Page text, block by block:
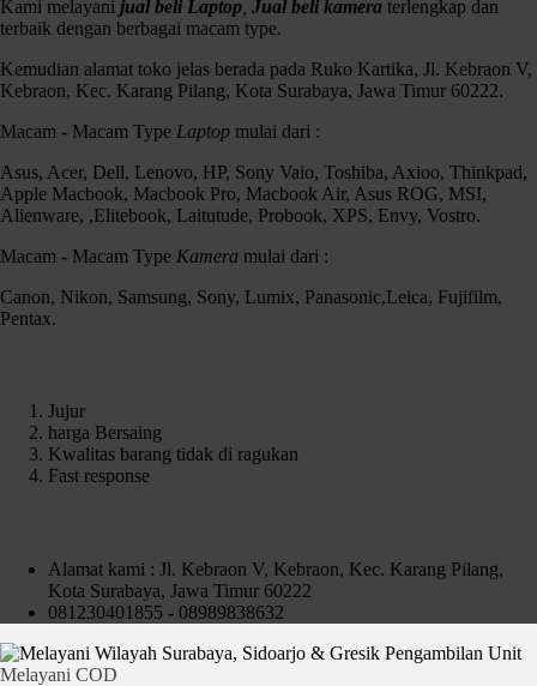
Kami melayani jual beli Laptop Jual beli kamera terlengkap dan
terbaik dengan berbagai macam type.
Kemudian alamat toko jelas berada pada Ruko Kartika, Jl. Kebraon V,
Kebraon, Kec. Karang Pilang, Kota Surabaya, Jawa Timur 60222.
Macam - Macam Type Laptop mulai dari :
Asus, Acer, Dell, Lenovo, HP, Sony Vaio, Toshiba, Axioo, Thinkpad,
Apple Macbook, Macbook Pro, Macbook Air, Asus ROG, MSI,
Alienware, ,Elitebook, Laitutude, Probook, XPS, Envy, Vostro.
Macam - Macam Type Kamera mulai dari :
Canon, Nikon, Samsung, Sony, Lumix, Panasonic,Leica, Fujifilm,
Pentax.
Jujur
harga Bersaing
Kwalitas barang tidak di ragukan
Fast response
Alamat kami : Jl. Kebraon V, Kebraon, Kec. Karang Pilang,
Kota Surabaya, Jawa Timur 60222
081230401855 - 08989838632
Pengambilan Unit
Melayani COD